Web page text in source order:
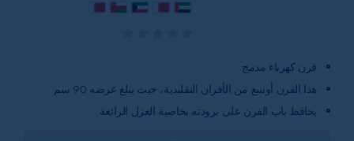
فرن كهرباء مدمج
هذا الفرن أوسع من الأفران التقليدية، حيث يبلغ عرضه 90 سم
يحافظ باب الفرن على برودته بخاصية العزل الرائعة